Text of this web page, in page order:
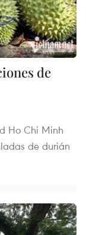
de
Ho Chi Minh
de durián